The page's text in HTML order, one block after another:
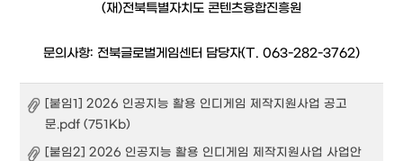
(재)전북특별자치도 콘텐츠융합진흥원
문의사항: 전북글로벌게임센터 담당자(T. 063-282-3762)
[붙임1] 2026 인공지능 활용 인디게임 제작지원사업 공고
문.pdf (751Kb)
[붙임2] 2026 인공지능 활용 인디게임 제작지원사업 사업안